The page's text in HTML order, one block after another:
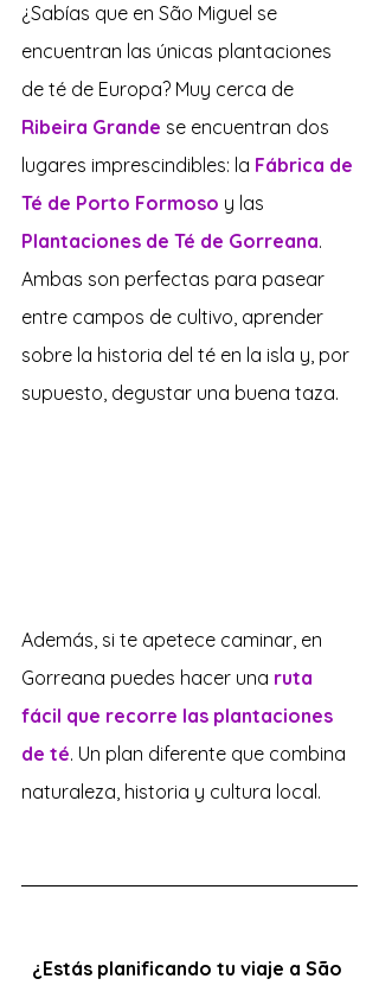
¿Sabías que en São Miguel se
encuentran las únicas plantaciones
de té de Europa? Muy cerca de
Ribeira Grande se encuentran dos
lugares imprescindibles: la Fábrica de
Té de Porto Formoso y las
Plantaciones de Té de Gorreana.
Ambas son perfectas para pasear
entre campos de cultivo, aprender
sobre la historia del té en la isla y, por
supuesto, degustar una buena taza.
Además, si te apetece caminar, en
Gorreana puedes hacer una ruta
fácil que recorre las plantaciones
de té. Un plan diferente que combina
naturaleza, historia y cultura local.
¿Estás planificando tu viaje a São